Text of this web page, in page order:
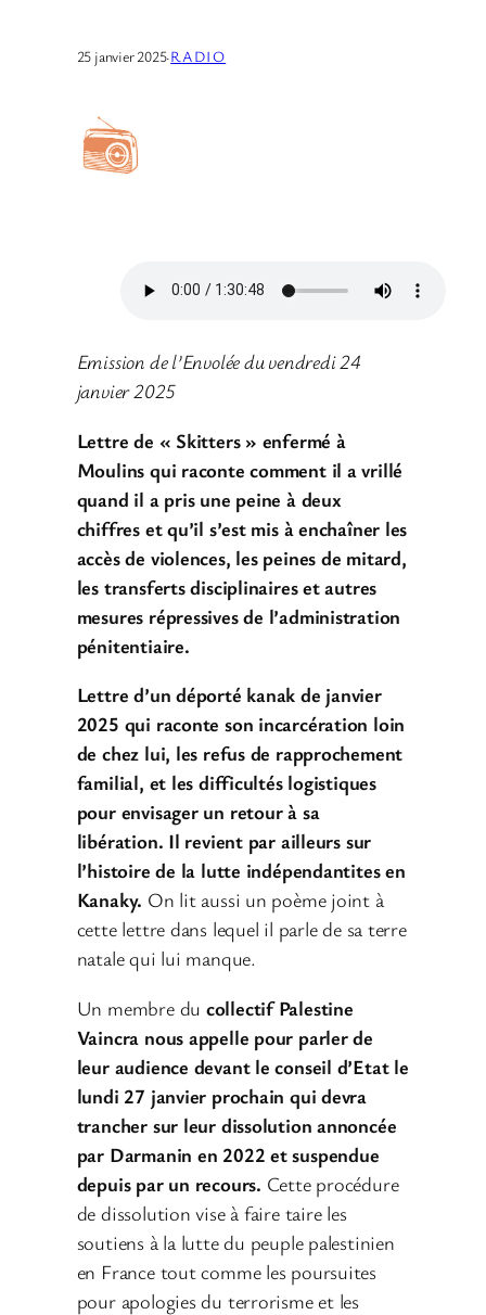
25 janvier 2025·RADIO
Emission de l’Envolée du vendredi 24
janvier 2025
Lettre de « Skitters » enfermé à
Moulins qui raconte comment il a vrillé
quand il a pris une peine à deux
chiffres et qu’il s’est mis à enchaîner les
accès de violences, les peines de mitard,
les transferts disciplinaires et autres
mesures répressives de l’administration
pénitentiaire.
Lettre d’un déporté kanak de janvier
2025 qui raconte son incarcération loin
de chez lui, les refus de rapprochement
familial, et les difficultés logistiques
pour envisager un retour à sa
libération. Il revient par ailleurs sur
l’histoire de la lutte indépendantites en
Kanaky. On lit aussi un poème joint à
cette lettre dans lequel il parle de sa terre
natale qui lui manque.
Un membre du collectif Palestine
Vaincra nous appelle pour parler de
leur audience devant le conseil d’Etat le
lundi 27 janvier prochain qui devra
trancher sur leur dissolution annoncée
par Darmanin en 2022 et suspendue
depuis par un recours. Cette procédure
de dissolution vise à faire taire les
soutiens à la lutte du peuple palestinien
en France tout comme les poursuites
pour apologies du terrorisme et les